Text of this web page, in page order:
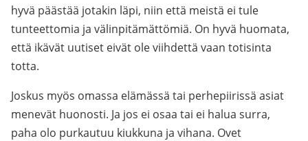
hyvä päästää jotakin läpi, niin että meistä ei tule
tunteettomia ja välinpitämättömiä. On hyvä huomata,
että ikävät uutiset eivät ole viihdettä vaan totisinta
totta.
Joskus myös omassa elämässä tai perhepiirissä asiat
menevät huonosti. Ja jos ei osaa tai ei halua surra,
paha olo purkautuu kiukkuna ja vihana. Ovet